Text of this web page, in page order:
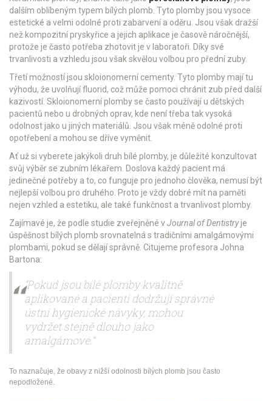
dalším oblíbeným typem bílých plomb. Tyto plomby jsou vysoce
estetické a velmi odolné proti zabarvení a oděru. Jsou však dražší
než kompozitní pryskyřice a jejich aplikace je časově náročnější,
protože je často potřeba zhotovit je v laboratoři. Díky své
trvanlivosti a vzhledu jsou však skvělou volbou pro přední zuby.
Třetí možností jsou skloionomerní cementy. Tyto plomby mají tu
výhodu, že uvolňují fluorid, což může pomoci chránit zub před další
kazivostí. Skloionomerní plomby se často používají u dětských
pacientů nebo u drobných oprav, kde není třeba tak vysoká
odolnost jako u jiných materiálů. Jsou však méně odolné proti
opotřebení a mohou se dříve vyměnit.
Ať už si vyberete jakýkoli druh bílé plomby, je důležité konzultovat
svůj výběr se zubním lékařem. Doslova každý pacient má
jedinečné potřeby a to, co funguje pro jednoho člověka, nemusí být
nejlepší volbou pro druhého. Proto je vždy dobré mít na paměti
nejen vzhled a estetiku, ale také funkčnost a trvanlivost plomby.
Zajímavé je, že podle studie zveřejněné vJournal of Dentistryje
úspěšnost bílých plomb srovnatelná s tradičními amalgámovými
plombami, pokud se dělají správně. Citujeme profesora Johna
Bartona:
“Pokud jsou bílé plomby kvalitně
aplikované a pacienti dodržují správné
ústní hygienické návyky, mohou
vydržet stejně dlouho jako
amalgámové.”
To naznačuje, že obavy z nižší odolnosti bílých plomb jsou často
nepodložené.